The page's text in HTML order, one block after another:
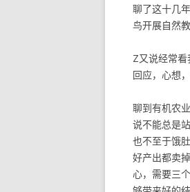
聊了这十几
鸟开展自然
Z又说经常看
回应，心想
聊到有机农
说不能总是
也不至于饿
好产出都卖
心，需要三